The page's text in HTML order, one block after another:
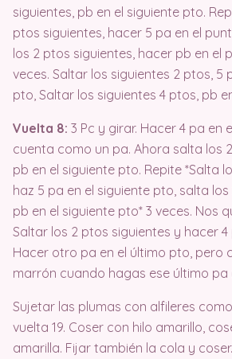
siguientes, pb en el siguiente pto.
ptos siguientes, hacer 5 pa en el
los 2 ptos siguientes, hacer pb en el
veces. Saltar los siguientes 2 ptos, 5
pto, Saltar los siguientes 4 ptos, pb
Vuelta 8: 3 Pc y girar. Hacer 4 pa en
cuenta como un pa. Ahora salta los
pb en el siguiente pto. Repite *Salta
haz 5 pa en el siguiente pto, salta los
pb en el siguiente pto* 3 veces. Nos
Saltar los 2 ptos siguientes y hacer
Hacer otro pa en el último pto, pero
marrón cuando hagas ese último pa
Sujetar las plumas con alfileres
vuelta 19. Coser con hilo amarillo,
amarilla. Fijar también la cola y coser.